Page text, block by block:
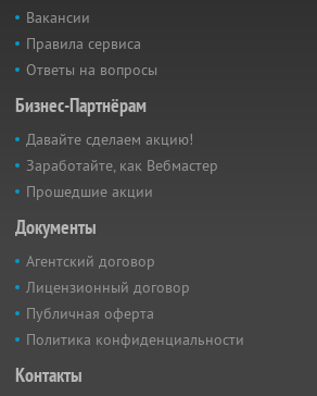
Вакансии
Правила сервиса
Ответы на вопросы
Бизнес-Партнёрам
Давайте сделаем акцию!
Заработайте, как Вебмастер
Прошедшие акции
Документы
Агентский договор
Лицензионный договор
Публичная оферта
Политика конфиденциальности
Контакты